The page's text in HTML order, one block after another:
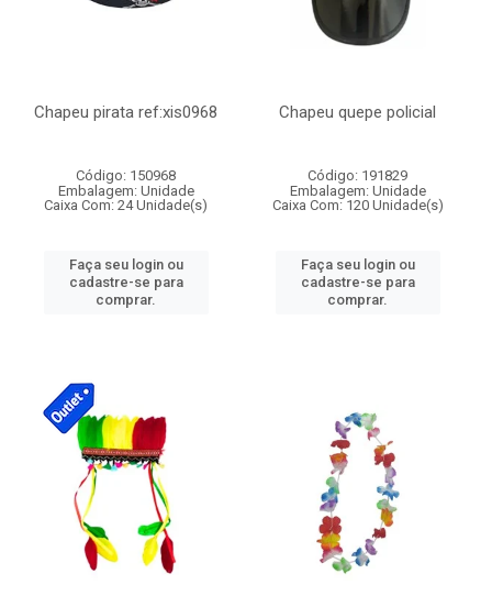
Chapeu pirata ref:xis0968
Código: 150968
Embalagem: Unidade
Caixa Com: 24 Unidade(s)
Faça seu login ou
cadastre-se para
comprar.
Chapeu quepe policial
Código: 191829
Embalagem: Unidade
Caixa Com: 120 Unidade(s)
Faça seu login ou
cadastre-se para
comprar.